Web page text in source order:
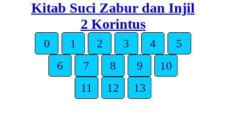
Kitab Suci Zabur dan Injil
2 Korintus
0 1 2 3 4
5
6
7 8 9
10
11
12 13